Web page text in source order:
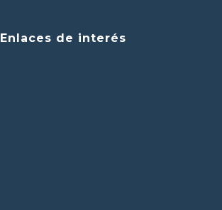
Enlaces de interés